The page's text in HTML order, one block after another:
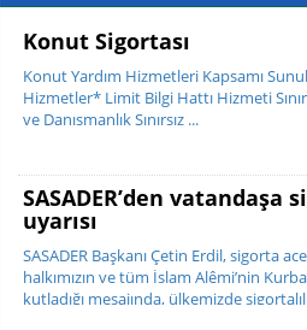
Konut Sigortası
Konut Yardım Hizmetleri Kapsamı
Hizmetler* Limit Bilgi Hattı Hizmeti
ve Danışmanlık Sınırsız ...
SASADER’den vatandaşa
uyarısı
SASADER Başkanı Çetin Erdil, sigorta
halkımızın ve tüm İslam Alêmi’nin
kutladığı mesajında, ülkemizde